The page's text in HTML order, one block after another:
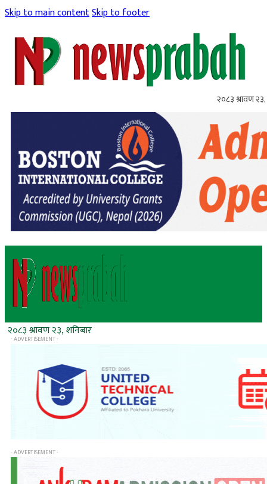
Skip to main contentSkip to footer
२०८३ श्रावण २३,
२०८३ श्रावण २३, शनिबार
- ADVERTISEMENT -
- ADVERTISEMENT -